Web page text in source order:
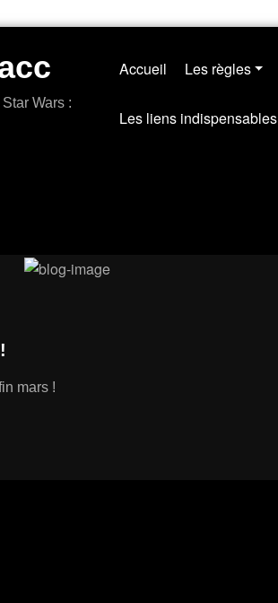
Wars :
Accueil Les règles
Les liens indispensables
mars !